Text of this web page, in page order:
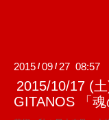
2015 /09 / 27 08:57
2015/10/17 (
GITANOS 「魂